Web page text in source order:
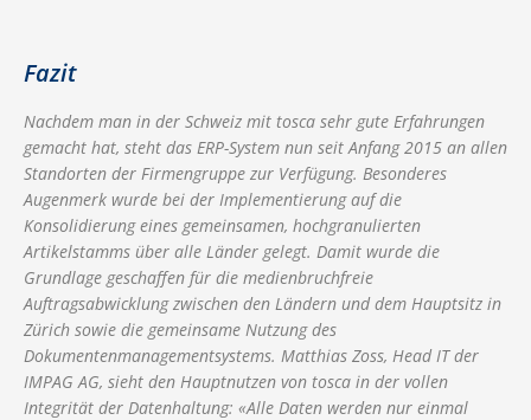
Fazit
Nachdem man in der Schweiz mit tosca sehr gute Erfahrungen
gemacht hat, steht das ERP-System nun seit Anfang 2015 an allen
Standorten der Firmengruppe zur Verfügung. Besonderes
Augenmerk wurde bei der Implementierung auf die
Konsolidierung eines gemeinsamen, hochgranulierten
Artikelstamms über alle Länder gelegt. Damit wurde die
Grundlage geschaffen für die medienbruchfreie
Auftragsabwicklung zwischen den Ländern und dem Hauptsitz in
Zürich sowie die gemeinsame Nutzung des
Dokumentenmanagementsystems. Matthias Zoss, Head IT der
IMPAG AG, sieht den Hauptnutzen von tosca in der vollen
Integrität der Datenhaltung: «Alle Daten werden nur einmal